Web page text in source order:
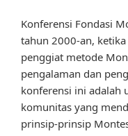
Konferensi Fondasi
tahun 2000-an,
penggiat metode
pengalaman dan
konferensi ini adalah
komunitas yang
prinsip-prinsip